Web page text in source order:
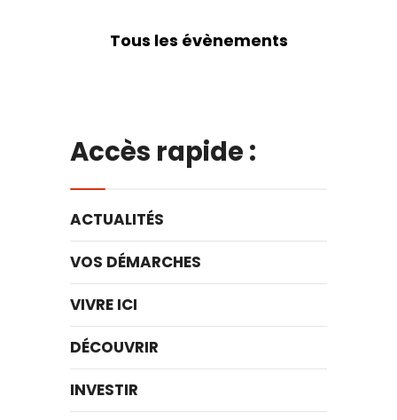
Tous les évènements
Accès rapide :
ACTUALITÉS
VOS DÉMARCHES
VIVRE ICI
DÉCOUVRIR
INVESTIR